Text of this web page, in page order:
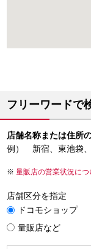
フリーワードで
店舗名称または住所
例） 新宿、東池袋
量販店の営業状況につ
店舗区分を指定
ドコモショップ
量販店など